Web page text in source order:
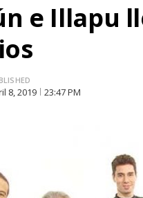
e Illapu
8, 2019 23:47 PM